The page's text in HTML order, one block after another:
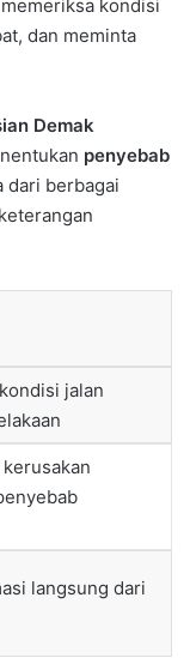
kondisi
dan meminta
Demak
penyebab
dari berbagai
jalan
langsung dari